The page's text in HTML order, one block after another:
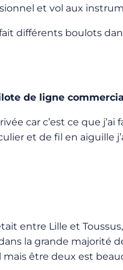
et vol aux
fait différents boulots
de ligne
car c’est ce que j’ai
et de fil en aiguille
entre Lille et
la grande majorité
être deux est